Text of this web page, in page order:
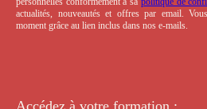
actualités, nouveautés et offres par email.
moment grâce au lien inclus dans nos e-mails.
Accédez à votre formation :